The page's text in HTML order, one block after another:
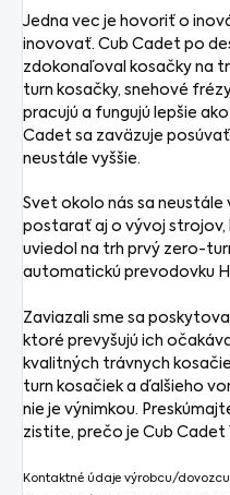
Jedna vec je hovoriť o
inovovať. Cub Cadet po
zdokonaľoval kosačky na
turn kosačky, snehové
pracujú a fungujú lepšie
Cadet sa zaväzuje
neustále vyššie.
Svet okolo nás sa neustále
postarať aj o vývoj strojov,
uviedol na trh prvý zero-
automatickú prevodovku
Zaviazali sme sa
ktoré prevyšujú ich
kvalitných trávnych
turn kosačiek a ďalšieho
nie je výnimkou.
zistite, prečo je Cub Cadet
Kontaktné údaje výrobcu/